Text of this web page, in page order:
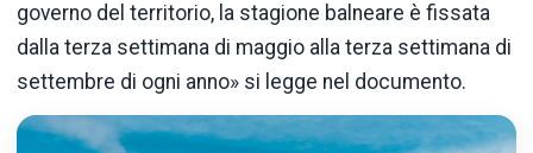
governo del territorio, la stagione balneare è fissata
dalla terza settimana di maggio alla terza settimana di
settembre di ogni anno» si legge nel documento.